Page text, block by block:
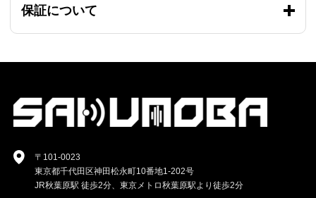
保証について
〒101-0023
東京都千代田区神田松永町10番地1-202号
JR秋葉原駅 徒歩2分、東京メトロ秋葉原駅より徒歩2分